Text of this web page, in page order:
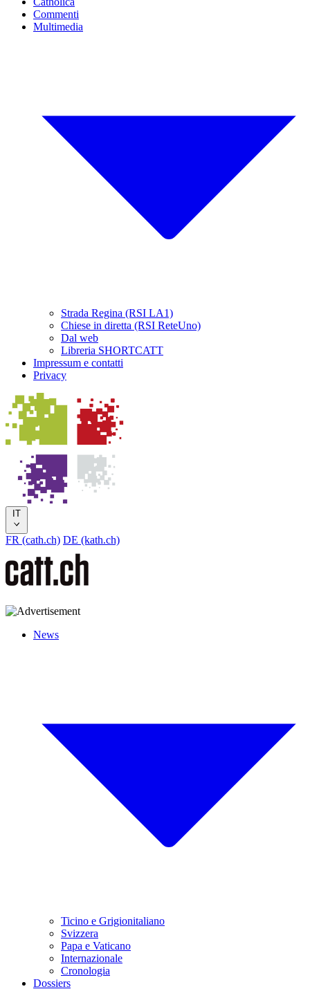
Commenti
Multimedia
Strada Regina (RSI LA1)
Chiese in diretta (RSI ReteUno)
Dal web
Libreria SHORTCATT
Impressum e contatti
Privacy
IT
FR (cath.ch) DE (kath.ch)
News
Ticino e Grigionitaliano
Svizzera
Papa e Vaticano
Internazionale
Cronologia
Dossiers